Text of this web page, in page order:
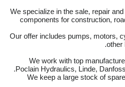
We specialize in the sale, repair
components for construction,
Our offer includes pumps, motors,
other
We work with top
Poclain Hydraulics, Linde,
We keep a large stock of